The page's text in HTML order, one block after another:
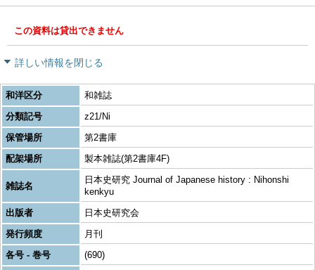
この資料は貸出できません
詳しい情報を閉じる
和洋区分
和雑誌
分類記号
z21/Ni
保管場所
第2書庫
配架場所
製本雑誌(第2書庫4F)
雑誌名
日本史研究 Journal of Japanese history : Nihonshi
kenkyu
出版者
日本史研究会
発行頻度
月刊
各号 - 巻号
(690)